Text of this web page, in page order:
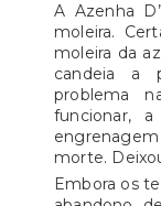
A Azenha
moleira.
moleira da
candeia a
problema
funcionar,
morte.
Embora os